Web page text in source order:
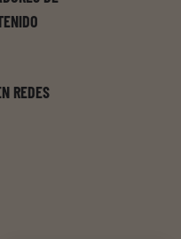
REDES